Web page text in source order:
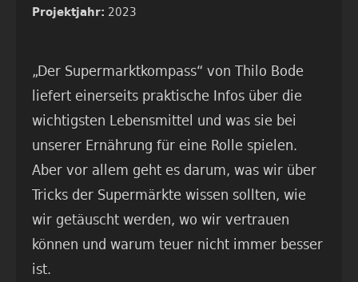
Projektjahr: 2023
„Der Supermarktkompass“ von Thilo Bode
liefert einerseits praktische Infos über die
wichtigsten Lebensmittel und was sie bei
unserer Ernährung für eine Rolle spielen.
Aber vor allem geht es darum, was wir über
Tricks der Supermärkte wissen sollten, wie
wir getäuscht werden, wo wir vertrauen
können und warum teuer nicht immer besser
ist.